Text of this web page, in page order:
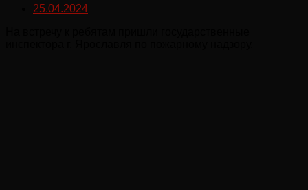
25.04.2024